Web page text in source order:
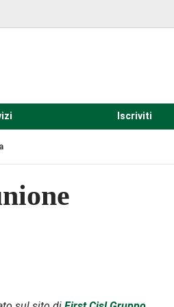
Iscriviti